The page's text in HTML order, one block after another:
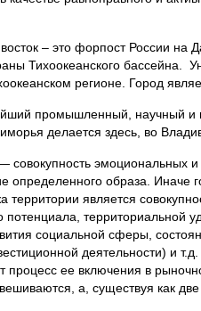
– это форпост России на
Тихоокеанского бассейна.
регионе. Город
промышленный, научный и
делается здесь, во
совокупность эмоциональных и
определенного образа. Иначе
является
потенциала, территориальной
социальной сферы,
деятельности) и
процесс ее включения в
а, существуя как